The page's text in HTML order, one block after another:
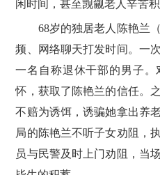
闲时间，甚至觊觎老人辛苦积
68岁的独居老人陈艳兰（
频、网络聊天打发时间。一
一名自称退休干部的男子
怀，获取了陈艳兰的信任。
不赔为诱饵，诱骗她拿出养
局的陈艳兰不听子女劝阻，
员与民警及时上门劝阻，当